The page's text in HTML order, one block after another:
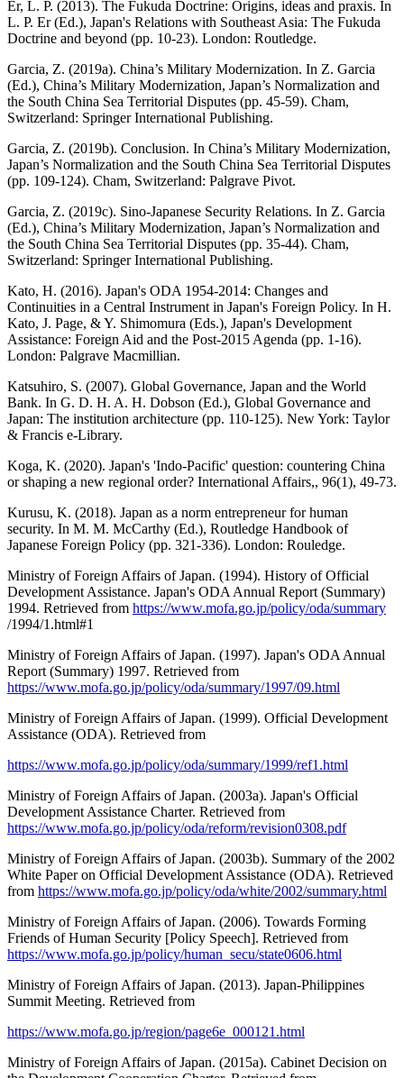
Er, L. P. (2013). The Fukuda Doctrine: Origins, ideas and praxis. In
L. P. Er (Ed.), Japan's Relations with Southeast Asia: The Fukuda
Doctrine and beyond (pp. 10-23). London: Routledge.
Garcia, Z. (2019a). China’s Military Modernization. In Z. Garcia
(Ed.), China’s Military Modernization, Japan’s Normalization and
the South China Sea Territorial Disputes (pp. 45-59). Cham,
Switzerland: Springer International Publishing.
Garcia, Z. (2019b). Conclusion. In China’s Military Modernization,
Japan’s Normalization and the South China Sea Territorial Disputes
(pp. 109-124). Cham, Switzerland: Palgrave Pivot.
Garcia, Z. (2019c). Sino-Japanese Security Relations. In Z. Garcia
(Ed.), China’s Military Modernization, Japan’s Normalization and
the South China Sea Territorial Disputes (pp. 35-44). Cham,
Switzerland: Springer International Publishing.
Kato, H. (2016). Japan's ODA 1954-2014: Changes and
Continuities in a Central Instrument in Japan's Foreign Policy. In H.
Kato, J. Page, & Y. Shimomura (Eds.), Japan's Development
Assistance: Foreign Aid and the Post-2015 Agenda (pp. 1-16).
London: Palgrave Macmillian.
Katsuhiro, S. (2007). Global Governance, Japan and the World
Bank. In G. D. H. A. H. Dobson (Ed.), Global Governance and
Japan: The institution architecture (pp. 110-125). New York: Taylor
& Francis e-Library.
Koga, K. (2020). Japan's 'Indo-Pacific' question: countering China
or shaping a new regional order? International Affairs,, 96(1), 49-73.
Kurusu, K. (2018). Japan as a norm entrepreneur for human
security. In M. M. McCarthy (Ed.), Routledge Handbook of
Japanese Foreign Policy (pp. 321-336). London: Rouledge.
Ministry of Foreign Affairs of Japan. (1994). History of Official
Development Assistance. Japan's ODA Annual Report (Summary)
1994. Retrieved from https://www.mofa.go.jp/policy/oda/summary
/1994/1.html#1
Ministry of Foreign Affairs of Japan. (1997). Japan's ODA Annual
Report (Summary) 1997. Retrieved from
https://www.mofa.go.jp/policy/oda/summary/1997/09.html
Ministry of Foreign Affairs of Japan. (1999). Official Development
Assistance (ODA). Retrieved from
https://www.mofa.go.jp/policy/oda/summary/1999/ref1.html
Ministry of Foreign Affairs of Japan. (2003a). Japan's Official
Development Assistance Charter. Retrieved from
https://www.mofa.go.jp/policy/oda/reform/revision0308.pdf
Ministry of Foreign Affairs of Japan. (2003b). Summary of the 2002
White Paper on Official Development Assistance (ODA). Retrieved
from https://www.mofa.go.jp/policy/oda/white/2002/summary.html
Ministry of Foreign Affairs of Japan. (2006). Towards Forming
Friends of Human Security [Policy Speech]. Retrieved from
https://www.mofa.go.jp/policy/human_secu/state0606.html
Ministry of Foreign Affairs of Japan. (2013). Japan-Philippines
Summit Meeting. Retrieved from
https://www.mofa.go.jp/region/page6e_000121.html
Ministry of Foreign Affairs of Japan. (2015a). Cabinet Decision on